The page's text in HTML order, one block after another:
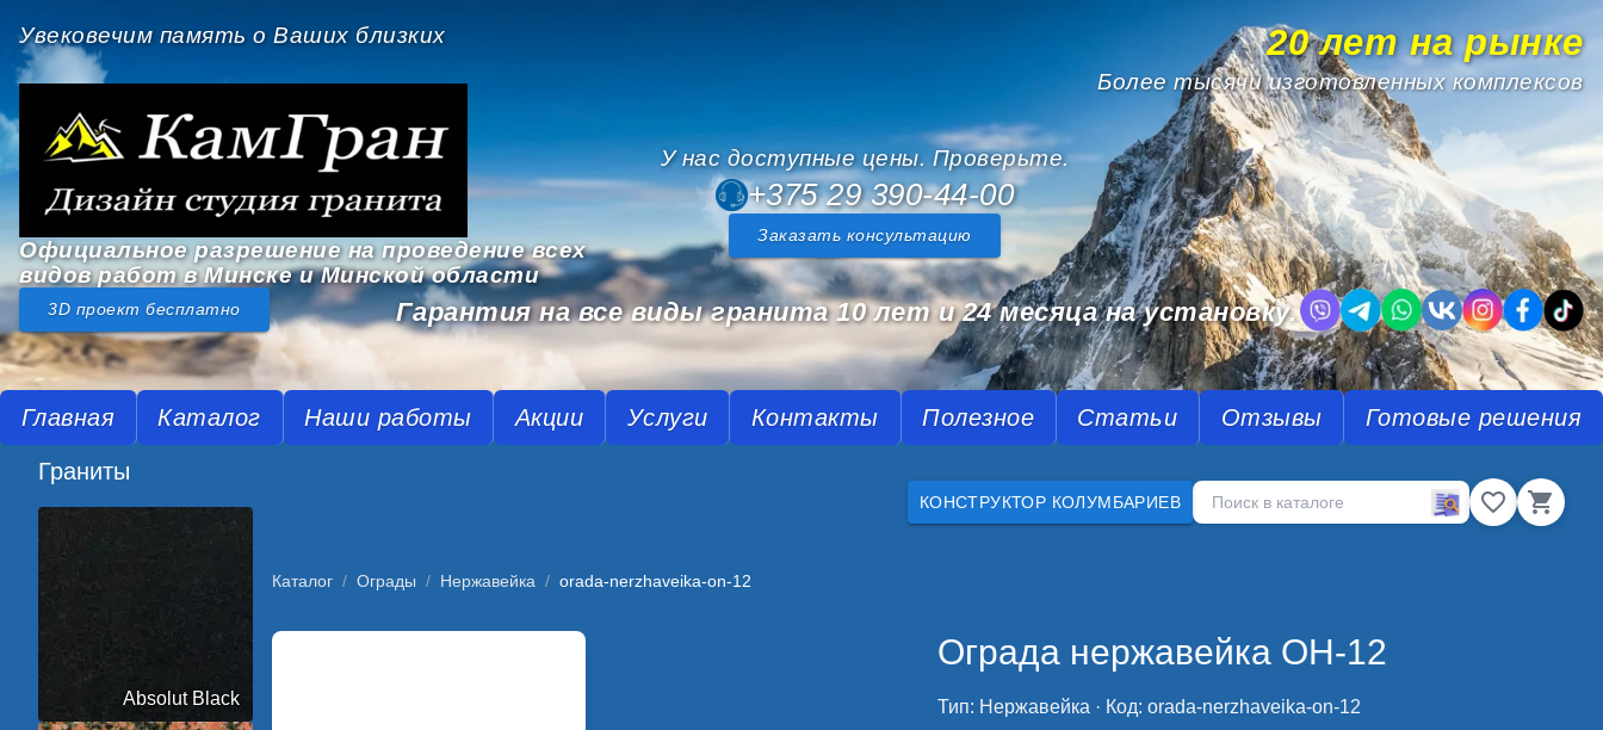
Увековечим память о Ваших близких 20 лет на рынке
Более тысячи изготовленных комплексов
У нас доступные цены. Проверьте.
+375 29 390-44-00
Заказать консультацию
Официальное разрешение на проведение всех
видов работ в Минске и Минской области
3D проект бесплатно Гарантия на все виды гранита 10 лет и 24 месяца на установку.
Главная Каталог Наши работы Акции Услуги Контакты Полезное Статьи Отзывы Готовые решения
Граниты
Absolut Black
КОНСТРУКТОР КОЛУМБАРИЕВ
Каталог / Ограды / Нержавейка / orada-nerzhaveika-on-12
Ограда нержавейка ОН-12
Тип: Нержавейка · Код: orada-nerzhaveika-on-12